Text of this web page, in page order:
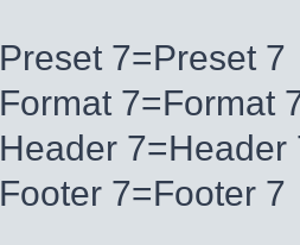
Preset 7=Preset 7
Format 7=Format
Header 7=Header
Footer 7=Footer 7